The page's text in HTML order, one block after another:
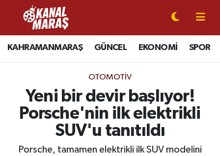
KAHRAMANMARAŞ GÜNCEL EKONOMİ SPOR
OTOMOTİV
Yeni bir devir başlıyor!
Porsche'nin ilk elektrikli
SUV'u tanıtıldı
Porsche, tamamen elektrikli ilk SUV modelini
CANLI YAYIN
KAHRAMANMARAŞ
GÜNCEL
SPOR
SİYASET
Kahramanmaraş Nöbetçi Eczaneler
Kahramanmaraş Hava Durumu
Kahramanmaraş Namaz Vakitleri
Kahramanmaraş Trafik Yoğunluk Haritası
Süper Lig Puan Durumu ve Fikstür